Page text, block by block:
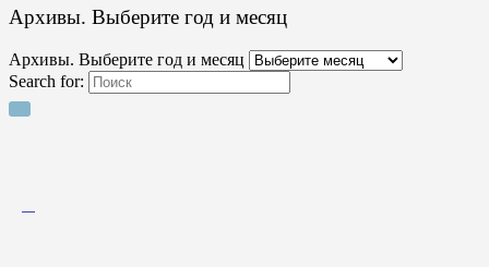
Архивы. Выберите год и месяц
Архивы. Выберите год и месяц
Search for: